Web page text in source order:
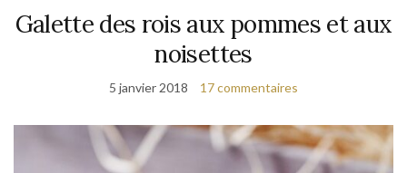
Galette des rois aux pommes et aux
noisettes
5 janvier 2018 17 commentaires